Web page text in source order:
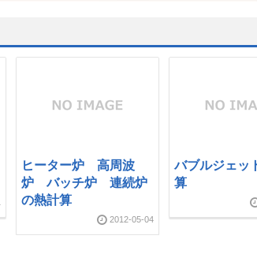
ヒーター炉 高周波
炉 バッチ炉 連続炉
の熱計算
2012-05-04
バブルジェッ
算